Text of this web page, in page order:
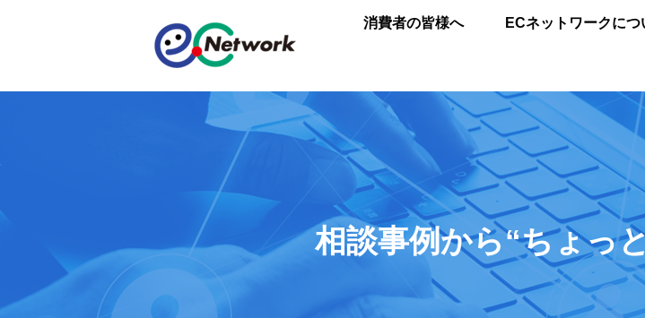
消費者の皆様へ ECネットワークにつ
相談事例から“ちょっ